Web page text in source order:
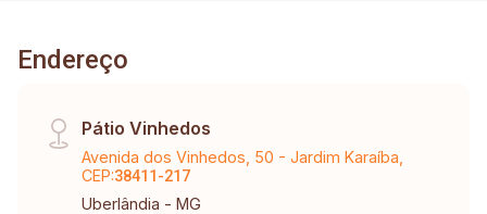
Endereço
Pátio Vinhedos
Avenida dos Vinhedos, 50 - Jardim Karaíba,
CEP:38411-217
Uberlândia - MG